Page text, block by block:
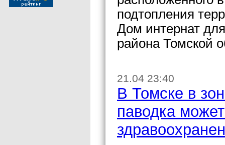
подтопления
Дом интернат
района Томской
21.04 23:40
В Томске в
паводка